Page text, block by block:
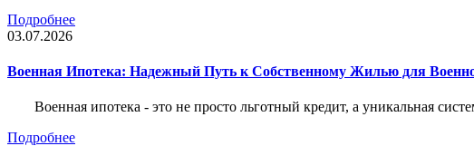
Подробнее
03.07.2026
Военная Ипотека: Надежный Путь к Собственному Жилью для
Военная ипотека - это не просто льготный кредит, а уникальная
Подробнее